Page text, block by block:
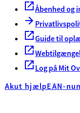
Åbenhed og
Guide til
Log på Mit
Akut hjælpEAN-